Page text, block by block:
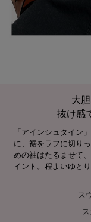
大
抜け感
「アインシュタイン
に、裾をラフに切り
めの袖はたるませて
イント。程よいゆと
ス